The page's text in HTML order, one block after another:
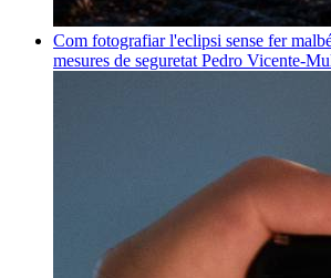
Com fotografiar l'eclipsi sense fer
mesures de seguretat Pedro Vicente-